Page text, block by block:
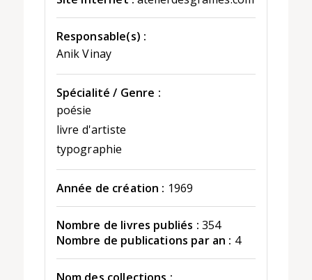
Responsable(s) :
Anik Vinay
Spécialité / Genre :
poésie
livre d'artiste
typographie
Année de création : 1969
Nombre de livres publiés : 354
Nombre de publications par an : 4